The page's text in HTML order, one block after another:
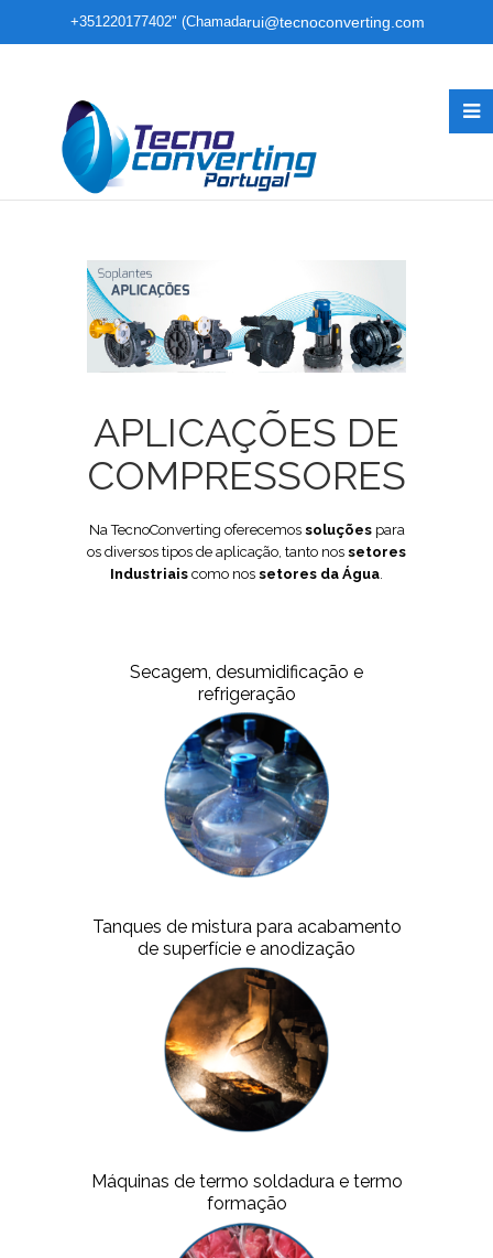
+351220177402" (Chamadarui@tecnoconverting.com
APLICAÇÕES DE
COMPRESSORES
Na TecnoConverting oferecemos soluçõespara
os diversos tipos de aplicação, tanto nos setores
Industriais como nos setores da Água
Secagem, desumidificação e
refrigeração
Tanques de mistura para acabamento
de superfície e anodização
Máquinas de termo soldadura e termo
formação